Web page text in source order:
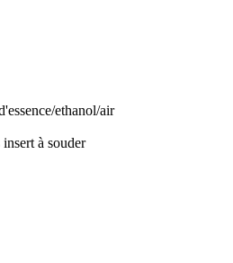
ethanol/air
à souder